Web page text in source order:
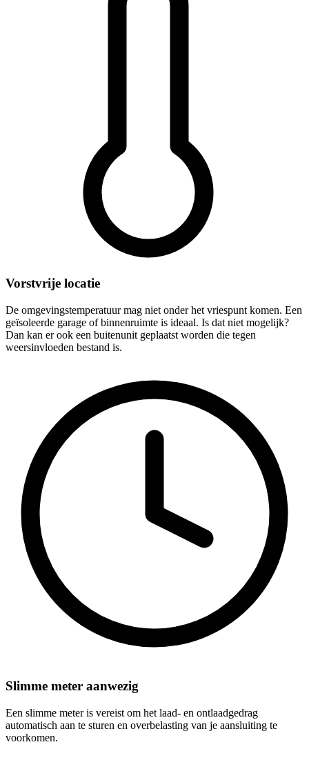
Vorstvrije locatie
De omgevingstemperatuur mag niet onder het vriespunt komen. Een
geïsoleerde garage of binnenruimte is ideaal. Is dat niet mogelijk?
Dan kan er ook een buitenunit geplaatst worden die tegen
weersinvloeden bestand is.
Slimme meter aanwezig
Een slimme meter is vereist om het laad- en ontlaadgedrag
automatisch aan te sturen en overbelasting van je aansluiting te
voorkomen.